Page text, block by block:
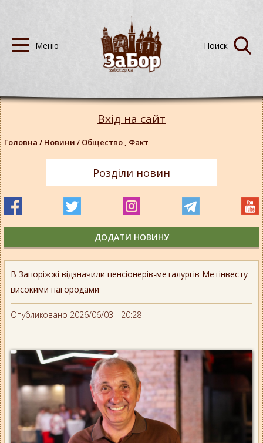
В Запоріжжі відзначили пенсіонерів-металургів Метінвесту
високими нагородами
Опубликовано 2026/06/03 - 20:28
Вхід на сайт
Головна / Новини / Общество , Факт
Розділи новин
ДОДАТИ НОВИНУ